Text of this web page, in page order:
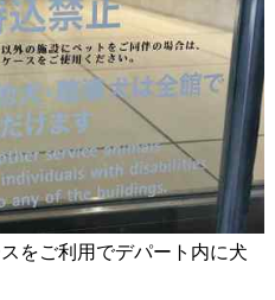
をご利用でデパート内に犬